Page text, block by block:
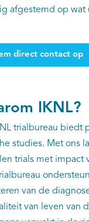
afgestemd op wat
direct contact op
IKNL?
trialbureau biedt
studies. Met ons
trials met impact
van de
van leven van